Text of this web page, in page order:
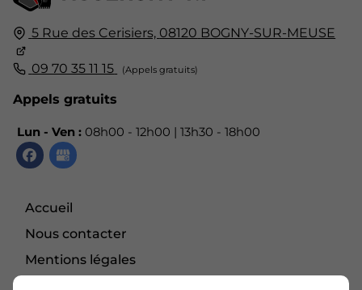
5 Rue des Cerisiers, 08120 BOGNY-SUR-MEUSE
09 70 35 11 15
Appels gratuits
Lun - Ven : 08h00 - 12h00 | 13h30 - 18h00
Accueil
Nous contacter
Mentions légales